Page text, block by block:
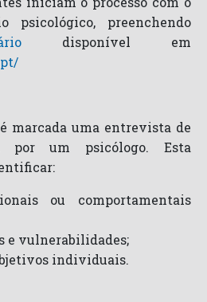
psicológico, preenchendo
disponível em
marcada uma entrevista de
por um psicólogo. Esta
ou comportamentais
e vulnerabilidades;
individuais.